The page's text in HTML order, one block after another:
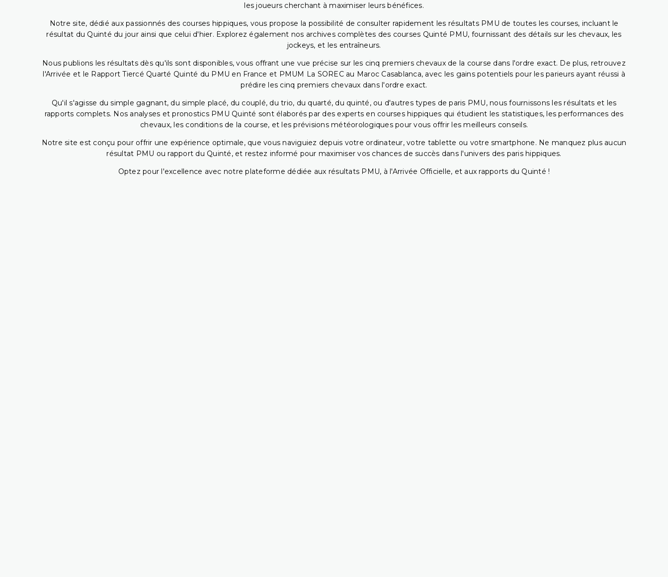
les joueurs cherchant à maximiser leurs bénéfices.
Notre site, dédié aux passionnés des courses hippiques, vous propose la possibilité de consulter rapidement les résultats PMU de toutes les courses, incluant le
résultat du Quinté du jour ainsi que celui d'hier. Explorez également nos archives complètes des courses Quinté PMU, fournissant des détails sur les chevaux, les
jockeys, et les entraîneurs.
Nous publions les résultats dès qu'ils sont disponibles, vous offrant une vue précise sur les cinq premiers chevaux de la course dans l'ordre exact. De plus, retrouvez
l'Arrivée et le Rapport Tiercé Quarté Quinté du PMU en France et PMUM La SOREC au Maroc Casablanca, avec les gains potentiels pour les parieurs ayant réussi à
prédire les cinq premiers chevaux dans l'ordre exact.
Qu'il s'agisse du simple gagnant, du simple placé, du couplé, du trio, du quarté, du quinté, ou d'autres types de paris PMU, nous fournissons les résultats et les
rapports complets. Nos analyses et pronostics PMU Quinté sont élaborés par des experts en courses hippiques qui étudient les statistiques, les performances des
chevaux, les conditions de la course, et les prévisions météorologiques pour vous offrir les meilleurs conseils.
Notre site est conçu pour offrir une expérience optimale, que vous naviguiez depuis votre ordinateur, votre tablette ou votre smartphone. Ne manquez plus aucun
résultat PMU ou rapport du Quinté, et restez informé pour maximiser vos chances de succès dans l'univers des paris hippiques.
Optez pour l'excellence avec notre plateforme dédiée aux résultats PMU, à l'Arrivée Officielle, et aux rapports du Quinté !